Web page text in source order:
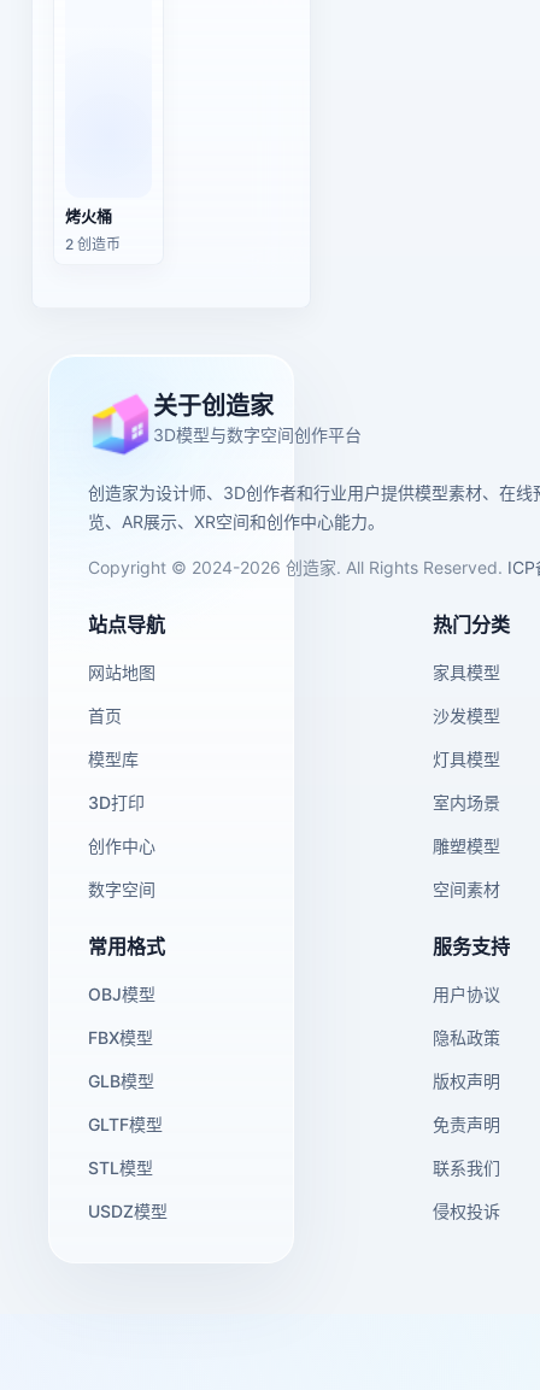
烤火桶
2 创造币
关于创造家
3D模型与数字空间创作平台
创造家为设计师、3D创作者和行业用户提供模型素材、在线
览、AR展示、XR空间和创作中心能力。
Copyright © 2024-2026 创造家. All Rights Reserved. ICP
站点导航
网站地图
首页
模型库
3D打印
创作中心
数字空间
热门分类
家具模型
沙发模型
灯具模型
室内场景
雕塑模型
空间素材
常用格式
OBJ模型
FBX模型
GLB模型
GLTF模型
STL模型
USDZ模型
服务支持
用户协议
隐私政策
版权声明
免责声明
联系我们
侵权投诉